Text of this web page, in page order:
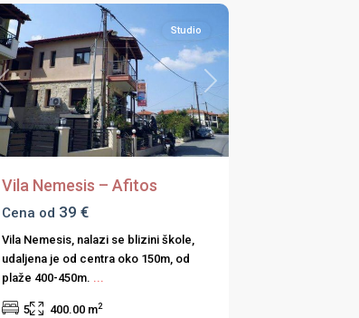
Previous Next
Studio
Vila Nemesis – Afitos
Cena od 39 €
Vila Nemesis, nalazi se blizini škole,
udaljena je od centra oko 150m, od
plaže 400-450m. ...
5 400.00 m2